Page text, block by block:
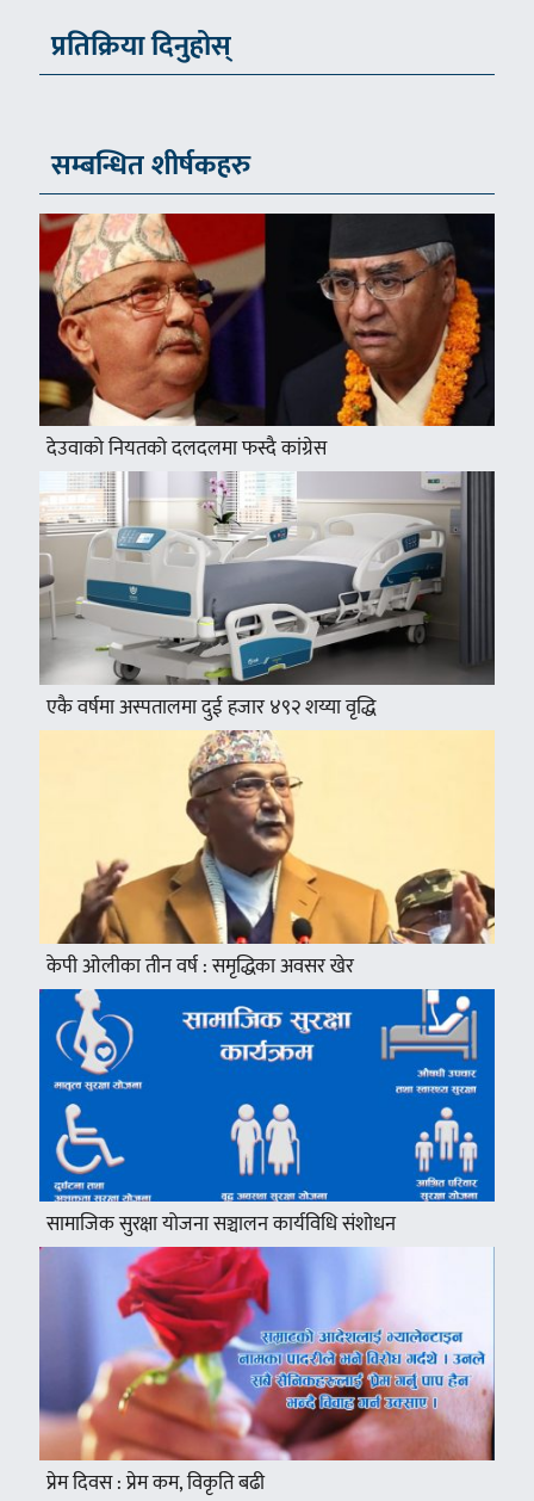
प्रतिक्रिया दिनुहोस्
सम्बन्धित शीर्षकहरु
देउवाको नियतको दलदलमा फस्दै कांग्रेस
एकै वर्षमा अस्पतालमा दुई हजार ४९२ शय्या वृद्धि
केपी ओलीका तीन वर्ष : समृद्धिका अवसर खेर
सामाजिक सुरक्षा योजना सञ्चालन कार्यविधि संशोधन
प्रेम दिवस : प्रेम कम, विकृति बढी